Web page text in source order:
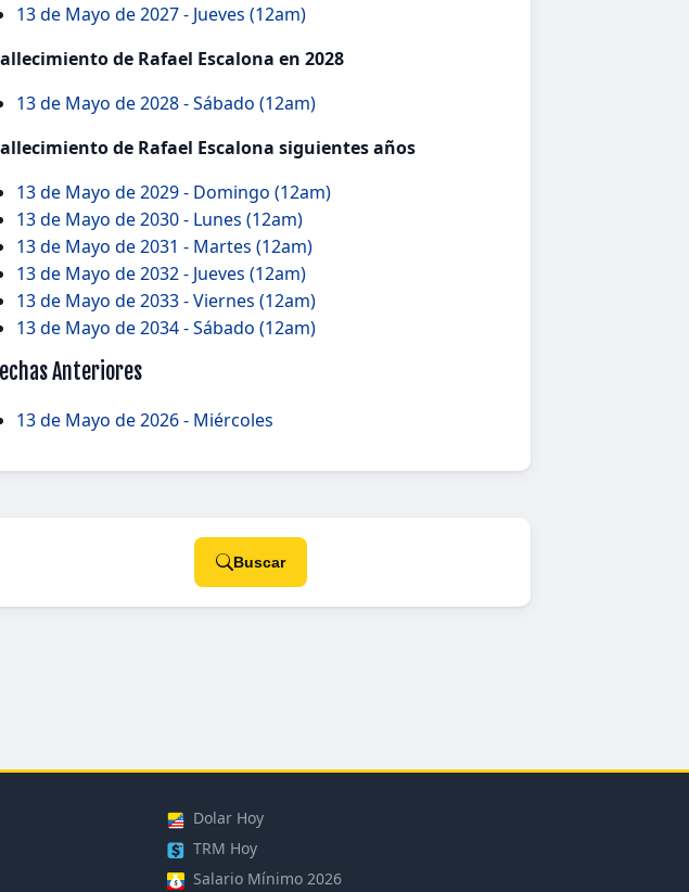
13 de Mayo de 2027 - Jueves (12am)
de Rafael Escalona en 2028
13 de Mayo de 2028 - Sábado (12am)
de Rafael Escalona siguientes años
13 de Mayo de 2029 - Domingo (12am)
13 de Mayo de 2030 - Lunes (12am)
13 de Mayo de 2031 - Martes (12am)
13 de Mayo de 2032 - Jueves (12am)
13 de Mayo de 2033 - Viernes (12am)
13 de Mayo de 2034 - Sábado (12am)
Anteriores
13 de Mayo de 2026 - Miércoles
Buscar
Dolar Hoy
TRM Hoy
Salario Mínimo 2026